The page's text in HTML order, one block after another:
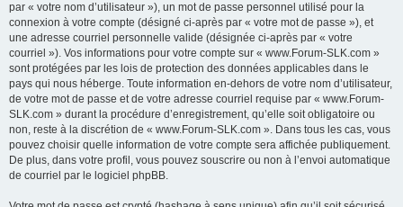
par « votre nom d’utilisateur »), un mot de passe personnel utilisé pour la
connexion à votre compte (désigné ci-après par « votre mot de passe »), et
une adresse courriel personnelle valide (désignée ci-après par « votre
courriel »). Vos informations pour votre compte sur « www.Forum-SLK.com »
sont protégées par les lois de protection des données applicables dans le
pays qui nous héberge. Toute information en-dehors de votre nom d’utilisateur,
de votre mot de passe et de votre adresse courriel requise par « www.Forum-
SLK.com » durant la procédure d’enregistrement, qu’elle soit obligatoire ou
non, reste à la discrétion de « www.Forum-SLK.com ». Dans tous les cas, vous
pouvez choisir quelle information de votre compte sera affichée publiquement.
De plus, dans votre profil, vous pouvez souscrire ou non à l’envoi automatique
de courriel par le logiciel phpBB.